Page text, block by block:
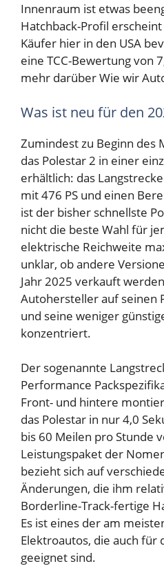
Innenraum ist etwas
Hatchback-Profil
Käufer hier in den USA
eine TCC-Bewertung von
mehr darüberWie wir
Was ist neu für den
Zumindest zu Beginn des
das Polestar 2 in einer
erhältlich: das
mit 476 PS und einen
ist der bisher schnellste
nicht die beste Wahl für
elektrische Reichweite
unklar, ob andere
Jahr 2025 verkauft
Autohersteller auf seinen
und seine weniger
konzentriert.
Der sogenannte
Performance
Front- und hintere
das Polestar in nur 4,0
bis 60 Meilen pro Stunde
Leistungspaket der
bezieht sich auf
Änderungen, die ihm
Borderline-Track-fertige
Es ist eines der am
Elektroautos, die auch für
geeignet sind.